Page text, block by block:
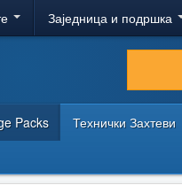
Заједница и подршка
Packs Технички Захтеви